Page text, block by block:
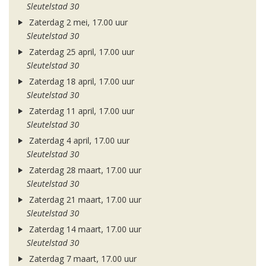
Sleutelstad 30
Zaterdag 2 mei, 17.00 uur
Sleutelstad 30
Zaterdag 25 april, 17.00 uur
Sleutelstad 30
Zaterdag 18 april, 17.00 uur
Sleutelstad 30
Zaterdag 11 april, 17.00 uur
Sleutelstad 30
Zaterdag 4 april, 17.00 uur
Sleutelstad 30
Zaterdag 28 maart, 17.00 uur
Sleutelstad 30
Zaterdag 21 maart, 17.00 uur
Sleutelstad 30
Zaterdag 14 maart, 17.00 uur
Sleutelstad 30
Zaterdag 7 maart, 17.00 uur